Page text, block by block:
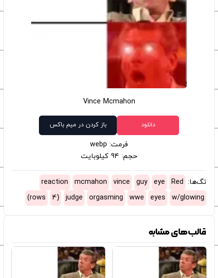
Vince Mcmahon
دانلود باز کردن در میم باکس
فرمت: webp
حجم: 94 کیلوبایت
تگ‌ها: Red
eye
guy
vince
mcmahon
reaction
w/glowing
eyes
wwe
orgasming
judge
(4
rows)
قالب‌های مشابه